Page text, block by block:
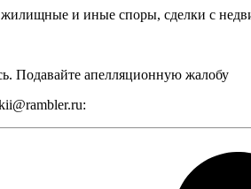
и иные споры, сделки с
Подавайте апелляционную жалобу